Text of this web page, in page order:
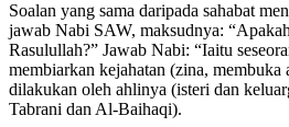
Soalan yang sama daripada sahabat
jawab Nabi SAW, maksudnya:
Rasulullah?” Jawab Nabi: “Iaitu
membiarkan kejahatan (zina, membuka
dilakukan oleh ahlinya (isteri dan
Tabrani dan Al-Baihaqi).